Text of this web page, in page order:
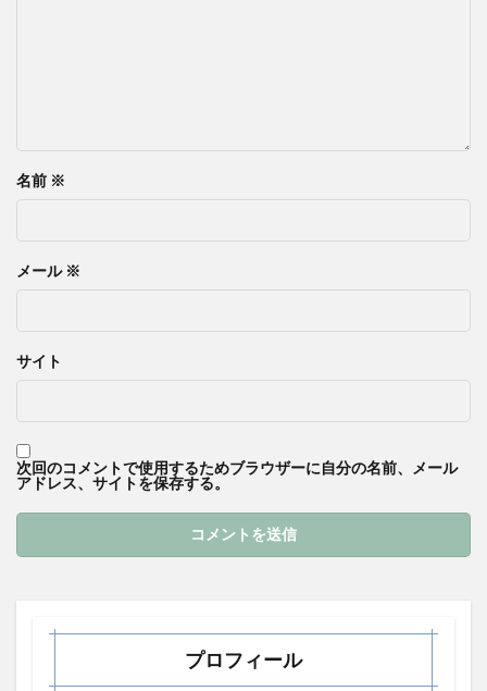
名前 ※
メール ※
サイト
次回のコメントで使用するためブラウザーに自分の名前、メール
アドレス、サイトを保存する。
プロフィール